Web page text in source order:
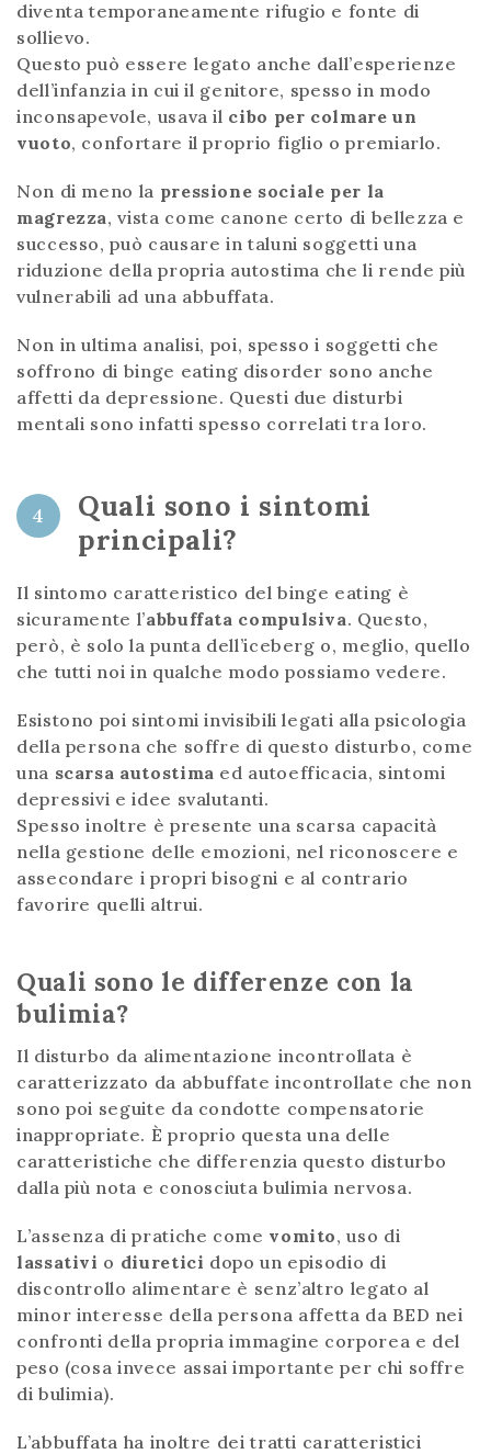
diventa temporaneamente rifugio e fonte di
sollievo.
Questo può essere legato anche dall’esperienze
dell’infanzia in cui il genitore, spesso in modo
inconsapevole, usava il cibo per colmare un
vuoto, confortare il proprio figlio o premiarlo.
Non di meno la pressione sociale per la
magrezza, vista come canone certo di bellezza e
successo, può causare in taluni soggetti una
riduzione della propria autostima che li rende più
vulnerabili ad una abbuffata.
Non in ultima analisi, poi, spesso i soggetti che
soffrono di binge eating disorder sono anche
affetti da depressione. Questi due disturbi
mentali sono infatti spesso correlati tra loro.
4
Quali sono i sintomi
principali?
Il sintomo caratteristico del binge eating è
sicuramente l’abbuffata compulsiva. Questo,
però, è solo la punta dell’iceberg o, meglio, quello
che tutti noi in qualche modo possiamo vedere.
Esistono poi sintomi invisibili legati alla psicologia
della persona che soffre di questo disturbo, come
una scarsa autostima ed autoefficacia, sintomi
depressivi e idee svalutanti.
Spesso inoltre è presente una scarsa capacità
nella gestione delle emozioni, nel riconoscere e
assecondare i propri bisogni e al contrario
favorire quelli altrui.
Quali sono le differenze con la
bulimia?
Il disturbo da alimentazione incontrollata è
caratterizzato da abbuffate incontrollate che non
sono poi seguite da condotte compensatorie
inappropriate. È proprio questa una delle
caratteristiche che differenzia questo disturbo
dalla più nota e conosciuta bulimia nervosa.
L’assenza di pratiche come vomito, uso di
lassativi o diuretici dopo un episodio di
discontrollo alimentare è senz’altro legato al
minor interesse della persona affetta da BED nei
confronti della propria immagine corporea e del
peso (cosa invece assai importante per chi soffre
di bulimia).
L’abbuffata ha inoltre dei tratti caratteristici